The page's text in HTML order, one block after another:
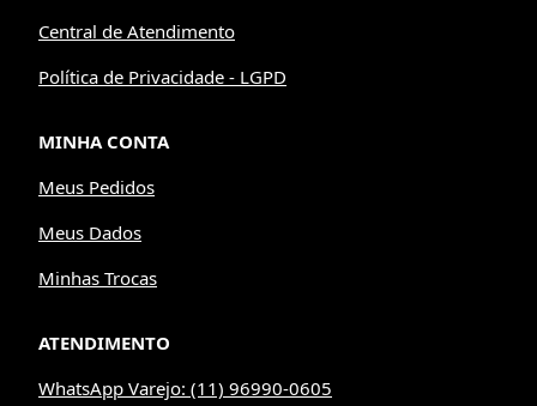
Central de Atendimento
Política de Privacidade - LGPD
MINHA CONTA
Meus Pedidos
Meus Dados
Minhas Trocas
ATENDIMENTO
WhatsApp Varejo: (11) 96990-0605